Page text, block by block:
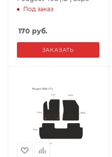
Под заказ
170 руб.
ЗАКАЗАТЬ